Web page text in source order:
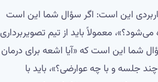
این است: اگر سؤال شما این است
معمولاً باید از تیم تصویربرداری
شما این است که «آیا اشعه برای درمان
جلسه و با چه عوارضی؟»، باید با